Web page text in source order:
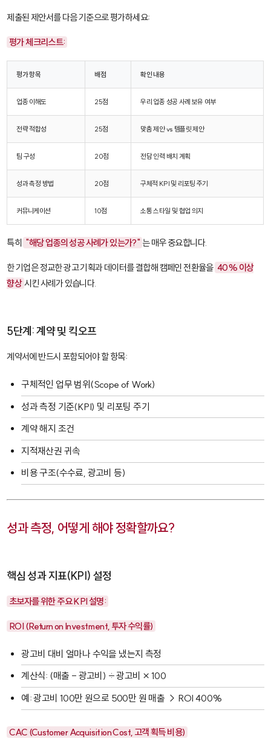
제출된 제안서를 다음 기준으로 평가하세요:
평가 체크리스트:
평가 항목 배점 확인 내용
업종 이해도 25점 우리 업종 성공 사례 보유 여부
전략 적합성 25점 맞춤 제안 vs 템플릿 제안
팀 구성 20점 전담 인력 배치 계획
성과 측정 방법 20점 구체적 KPI 및 리포팅 주기
커뮤니케이션 10점 소통 스타일 및 협업 의지
특히 "해당 업종의 성공 사례가 있는가?" 는 매우 중요합니다.
한 기업은 정교한 광고 기획과 데이터를 결합해 캠페인 전환율을 40% 이상
향상 시킨 사례가 있습니다.
5단계: 계약 및 킥오프
계약서에 반드시 포함되어야 할 항목:
구체적인 업무 범위(Scope of Work)
성과 측정 기준(KPI) 및 리포팅 주기
계약 해지 조건
지적재산권 귀속
비용 구조(수수료, 광고비 등)
성과 측정, 어떻게 해야 정확할까요?
핵심 성과 지표(KPI) 설정
초보자를 위한 주요 KPI 설명:
ROI (Return on Investment, 투자 수익률)
광고비 대비 얼마나 수익을 냈는지 측정
계산식: (매출 - 광고비) ÷ 광고비 × 100
예: 광고비 100만 원으로 500만 원 매출 → ROI 400%
CAC (Customer Acquisition Cost, 고객 획득 비용)